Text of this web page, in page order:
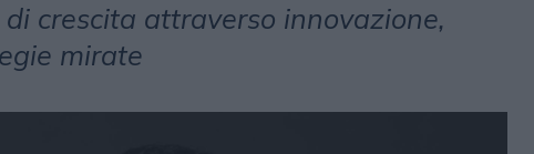
crescita attraverso innovazione,
mirate